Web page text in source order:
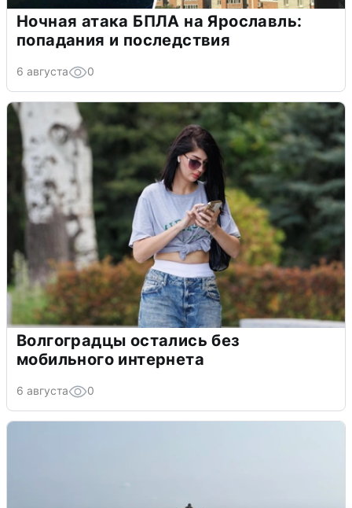
Ночная атака БПЛА на Ярославль:
попадания и последствия
6 августа 0
Волгоградцы остались без
мобильного интернета
6 августа 0